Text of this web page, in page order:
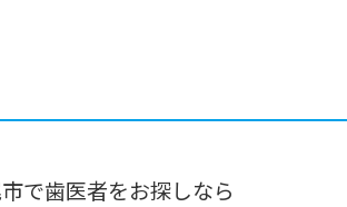
で歯医者をお探しなら